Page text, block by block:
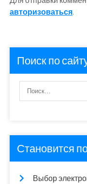
авторизоваться.
Поиск по
Становится
Выбор